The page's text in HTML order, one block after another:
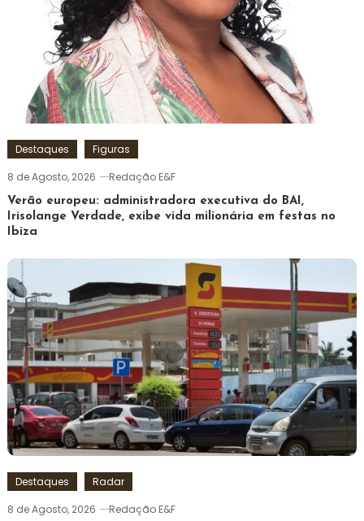
Destaques
Figuras
8 de Agosto, 2026
Redação E&F
Verão europeu: administradora executiva do BAI,
Irisolange Verdade, exibe vida milionária em festas no
Ibiza
Destaques
Radar
8 de Agosto, 2026
Redação E&F